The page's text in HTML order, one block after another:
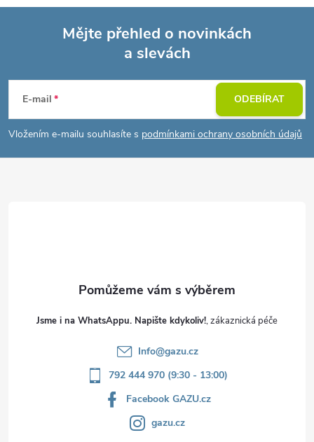
p
Mějte přehled o novinkách
a slevách
E-mail
Vložením e-mailu souhlasíte s podmínkami ochrany osobních údajů
ODEBÍRAT
Jsme i na WhatsAppu. Napište kdykoliv!
Info@gazu.cz
792 444 970 (9:30 - 13:00)
Facebook GAZU.cz
gazu.cz